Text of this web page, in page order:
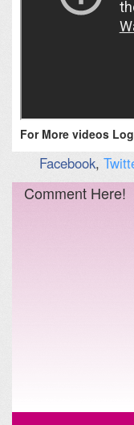
For More videos
Facebook,
Comment Here!